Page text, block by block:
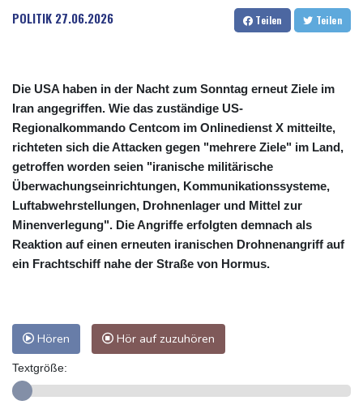
POLITIK 27.06.2026 Teilen Teilen
Die USA haben in der Nacht zum Sonntag erneut Ziele im
Iran angegriffen. Wie das zuständige US-
Regionalkommando Centcom im Onlinedienst X mitteilte,
richteten sich die Attacken gegen "mehrere Ziele" im Land,
getroffen worden seien "iranische militärische
Überwachungseinrichtungen, Kommunikationssysteme,
Luftabwehrstellungen, Drohnenlager und Mittel zur
Minenverlegung". Die Angriffe erfolgten demnach als
Reaktion auf einen erneuten iranischen Drohnenangriff auf
ein Frachtschiff nahe der Straße von Hormus.
Hören Hör auf zuzuhören
Textgröße: